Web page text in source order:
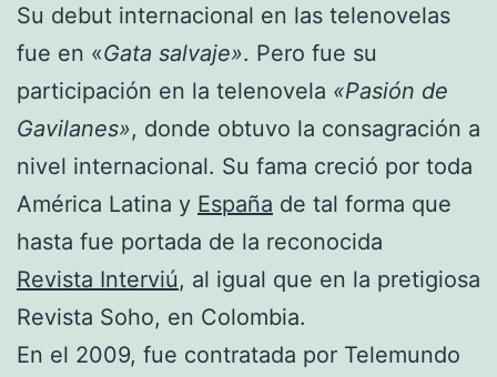
Su debut internacional en las telenovelas
fue en «Gata salvaje». Pero fue su
participación en la telenovela «Pasión de
Gavilanes», donde obtuvo la consagración a
nivel internacional. Su fama creció por toda
América Latina y España de tal forma que
hasta fue portada de la reconocida
Revista Interviú, al igual que en la pretigiosa
Revista Soho, en Colombia.
En el 2009, fue contratada por Telemundo